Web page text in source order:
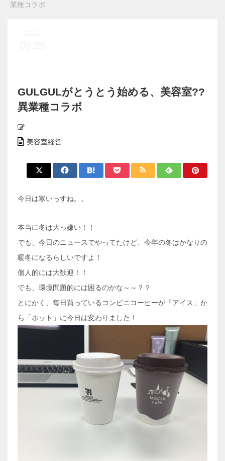
業種コラボ
GULGULがとうとう始める、美容室??
異業種コラボ
美容室経営
今日は寒いっすね。。
本当に冬は大っ嫌い！！
でも、今日のニュースでやってたけど、今年の冬はかなりの
暖冬になるらしいですよ！
個人的には大歓迎！！
でも、環境問題的には困るのかな～～？？
とにかく、毎日買っているコンビニコーヒーが「アイス」か
ら「ホット」に今日は変わりました！